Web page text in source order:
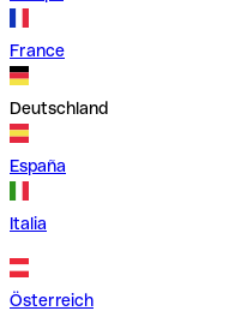
France
Deutschland
España
Italia
Österreich